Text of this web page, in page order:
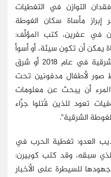
التوازن في التغطيات
إبراز مأساة سكان الغوطة
في عفرين، كتب المؤلِّف:
أن تكون سيئة، أو أسوأ
من أي شيء شهدته الغوطة الشرقية في عام 2018 أو شرق
عند التقاط صور لأطفال مدفونين تحت
أن يبحث عن معلومات
تعود للذين قُتلوا جرَّاء
الشرقية".
العدو: تغطية الحرب في
سبقه، وقد كتب كوبيرن:
للسيطرة على الأخبار